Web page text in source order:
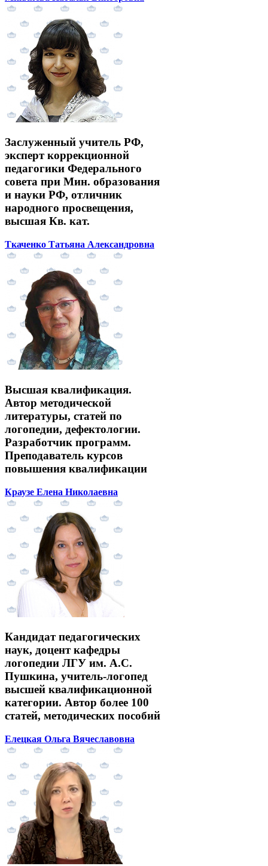
Заслуженный учитель РФ,
эксперт коррекционной
педагогики Федерального
совета при Мин. образования
и науки РФ, отличник
народного просвещения,
высшая Кв. кат.
Ткаченко Татьяна Александровна
Высшая квалификация.
Автор методической
литературы, статей по
логопедии, дефектологии.
Разработчик программ.
Преподаватель курсов
повышения квалификации
Краузе Елена Николаевна
Кандидат педагогических
наук, доцент кафедры
логопедии ЛГУ им. А.С.
Пушкина, учитель-логопед
высшей квалификационной
категории. Автор более 100
статей, методических пособий
Елецкая Ольга Вячеславовна